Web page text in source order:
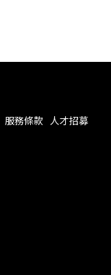
服務條款 人才招募